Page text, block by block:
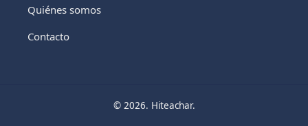
Quiénes somos
Contacto
© 2026. Hiteachar.